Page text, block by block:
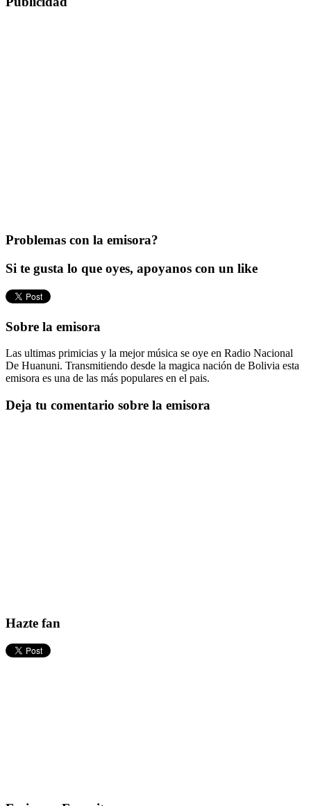
Problemas con la emisora?
Si te gusta lo que oyes, apoyanos con un like
Sobre la emisora
Las ultimas primicias y la mejor música se oye en Radio Nacional
De Huanuni. Transmitiendo desde la magica nación de Bolivia esta
emisora es una de las más populares en el pais.
Deja tu comentario sobre la emisora
Hazte fan